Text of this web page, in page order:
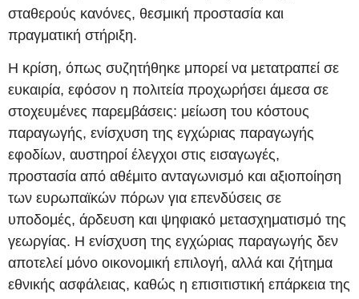
σταθερούς κανόνες, θεσμική προστασία και
πραγματική στήριξη.
Η κρίση, όπως συζητήθηκε μπορεί να μετατραπεί σε
ευκαιρία, εφόσον η πολιτεία προχωρήσει άμεσα σε
στοχευμένες παρεμβάσεις: μείωση του κόστους
παραγωγής, ενίσχυση της εγχώριας παραγωγής
εφοδίων, αυστηροί έλεγχοι στις εισαγωγές,
προστασία από αθέμιτο ανταγωνισμό και αξιοποίηση
των ευρωπαϊκών πόρων για επενδύσεις σε
υποδομές, άρδευση και ψηφιακό μετασχηματισμό της
γεωργίας. Η ενίσχυση της εγχώριας παραγωγής δεν
αποτελεί μόνο οικονομική επιλογή, αλλά και ζήτημα
εθνικής ασφάλειας, καθώς η επισιτιστική επάρκεια της